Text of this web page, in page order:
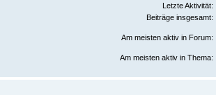
Letzte Aktivität:
Beiträge insgesamt:
Am meisten aktiv in Forum:
Am meisten aktiv in Thema: